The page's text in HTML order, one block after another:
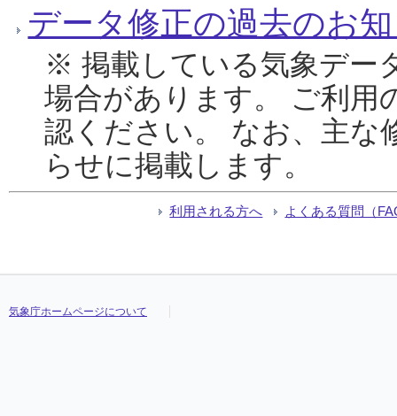
データ修正の過去のお
※ 掲載している気象デー
場合があります。 ご利用
認ください。 なお、主な
らせに掲載します。
利用される方へ よくある質問（
気象庁ホームページについて